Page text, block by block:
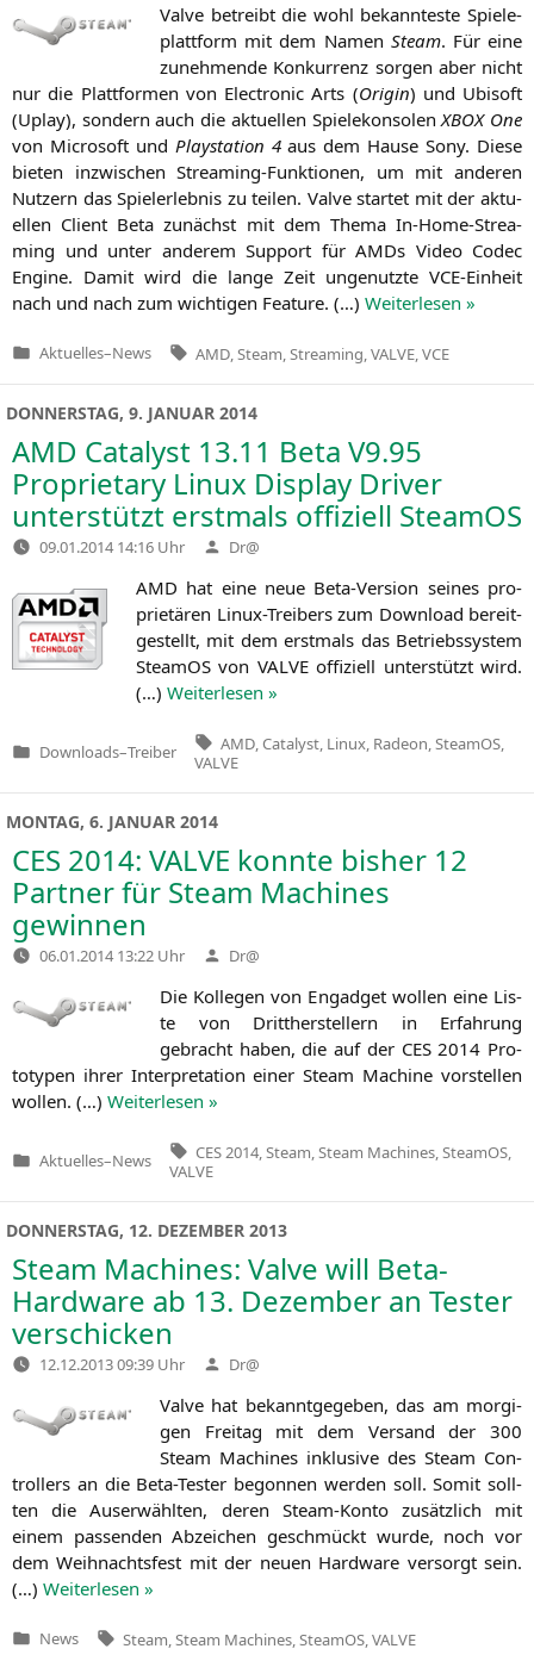
Val­ve betreibt die wohl bekann­tes­te Spie­le­
platt­form mit dem Namen Steam. Für eine
zuneh­men­de Kon­kur­renz sor­gen aber nicht
nur die Platt­for­men von Elec­tro­nic Arts (Ori­gin) und Ubi­s­oft
(Uplay), son­dern auch die aktu­el­len Spie­le­kon­so­lenXBOXOne
von Micro­soft und Play­sta­ti­on 4aus dem Hau­se Sony. Die­se
bie­ten inzwi­schen Strea­ming-Funk­tio­nen, um mit ande­ren
Nut­zern das Spiel­erleb­nis zu tei­len. Val­ve star­tet mit der aktu­
el­len Cli­ent Beta zunächst mit dem The­ma In-Home-Strea­
ming und unter ande­rem Sup­port für AMDs Video Codec
Engi­ne. Damit wird die lan­ge Zeit unge­nutz­te VCE-Ein­heit
nach und nach zum wich­ti­gen Fea­ture. (…) Wei­ter­le­sen »
Veröffentlicht
Aktuelles–News Tags:
AMD Steam Streaming VALVE VCE
DONNERSTAG, 9. JANUAR 2014
AMD Catalyst 13.11 Beta V9.95
Proprietary Linux Display Driver
unterstützt erstmals offiziell SteamOS
09.01.2014 14:16 Uhr Verfasst
von
Dr@
AMD hat eine neue Beta-Ver­si­on sei­nes pro­
prie­tä­ren Linux-Trei­bers zum Down­load bereit­
ge­stellt, mit dem erst­mals das Betriebs­sys­tem
Steam­OS von VALVEoffi­zi­ell unter­stützt wird.
(…) Wei­ter­le­sen »
Veröffentlicht
Downloads–Treiber
Tags:
AMD Catalyst Linux Radeon SteamOS
VALVE
MONTAG, 6. JANUAR 2014
CES 2014: VALVE konnte bisher 12
Partner für Steam Machines
gewinnen
06.01.2014 13:22 Uhr Verfasst
von
Dr@
Die Kol­le­gen von Engad­get wol­len eine Lis­
te von Dritt­her­stel­lern in Erfah­rung
gebracht haben, die auf der CES2014 Pro­
to­ty­pen ihrer Inter­pre­ta­ti­on einer Steam Machi­ne vor­stel­len
wol­len. (…) Wei­ter­le­sen »
Veröffentlicht
Aktuelles–News
Tags:
CES 2014 Steam Steam Machines SteamOS
VALVE
DONNERSTAG, 12. DEZEMBER 2013
Steam Machines: Valve will Beta-
Hardware ab 13. Dezember an Tester
verschicken
12.12.2013 09:39 Uhr Verfasst
von
Dr@
Val­ve hat bekannt­ge­ge­ben, das am mor­gi­
gen Frei­tag mit dem Ver­sand der 300
Steam Machi­nes inklu­si­ve des Steam Con­
trol­lers an die Beta-Tes­ter begon­nen wer­den soll. Somit soll­
ten die Aus­er­wähl­ten, deren Steam-Kon­to zusätz­lich mit
einem pas­sen­den Abzei­chen geschmückt wur­de, noch vor
dem Weih­nachts­fest mit der neu­en Hard­ware ver­sorgt sein.
(…) Wei­ter­le­sen »
Veröffentlicht
News Tags:
Steam Steam Machines SteamOS VALVE